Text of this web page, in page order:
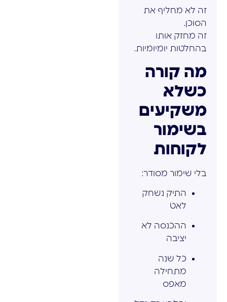
זה לא מחליף את
הסוכן.
זה מחזק אותו
בהחלטות יומיומיות.
מה קורה
כשלא
משקיעים
בשימור
לקוחות
בלי שימור מסודר:
התיק נשחק
לאט
ההכנסה לא
יציבה
כל שנה
מתחילה
מאפס